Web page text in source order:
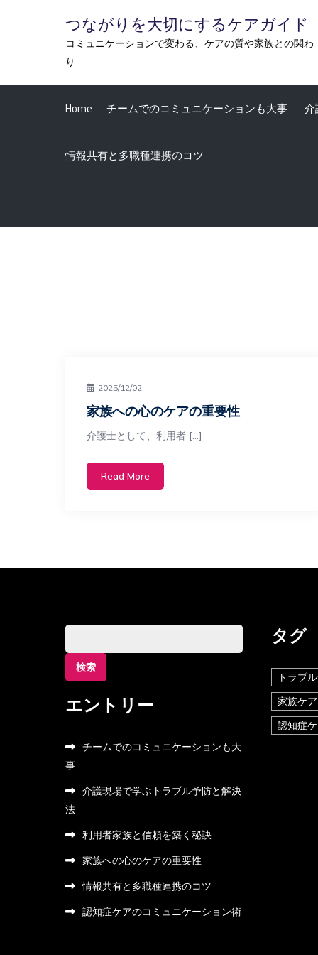
つながりを大切にするケアガイド
コミュニケーションで変わる、ケアの質や家族との関わ
り
Home チームでのコミュニケーションも大事 介
情報共有と多職種連携のコツ
2025/12/02
家族への心のケアの重要性
介護士として、利用者 […]
Read More
索:
エントリー
チームでのコミュニケーションも大
事
介護現場で学ぶトラブル予防と解決
法
利用者家族と信頼を築く秘訣
家族への心のケアの重要性
情報共有と多職種連携のコツ
認知症ケアのコミュニケーション術
タグ
トラブ
家族ケア
認知症